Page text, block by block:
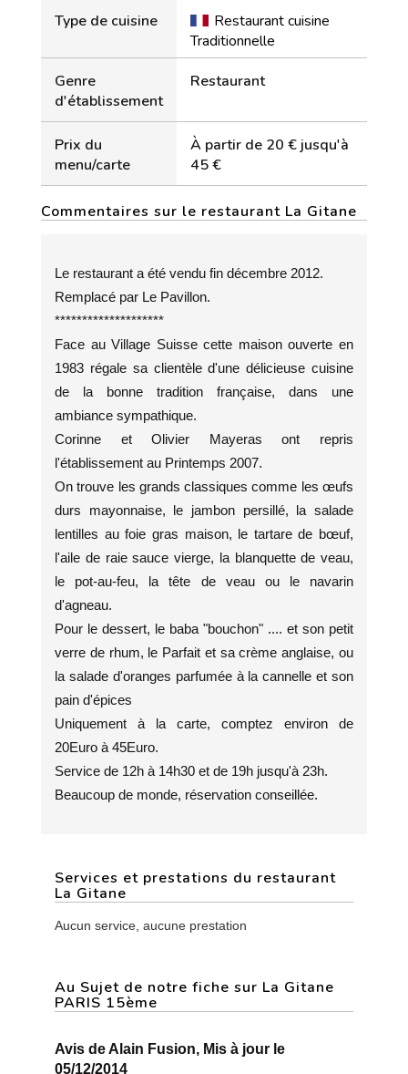
Type de cuisine
Restaurant cuisine
Traditionnelle
Genre
d'établissement
Restaurant
Prix du
menu/carte
À partir de 20 € jusqu'à
45 €
Commentaires sur le restaurant La Gitane
Le restaurant a été vendu fin décembre 2012.
Remplacé par Le Pavillon.
********************
Face au Village Suisse cette maison ouverte en
1983 régale sa clientèle d'une délicieuse cuisine
de la bonne tradition française, dans une
ambiance sympathique.
Corinne et Olivier Mayeras ont repris
l'établissement au Printemps 2007.
On trouve les grands classiques comme les œufs
durs mayonnaise, le jambon persillé, la salade
lentilles au foie gras maison, le tartare de bœuf,
l'aile de raie sauce vierge, la blanquette de veau,
le pot-au-feu, la tête de veau ou le navarin
d'agneau.
Pour le dessert, le baba "bouchon" .... et son petit
verre de rhum, le Parfait et sa crème anglaise, ou
la salade d'oranges parfumée à la cannelle et son
pain d'épices
Uniquement à la carte, comptez environ de
20Euro à 45Euro.
Service de 12h à 14h30 et de 19h jusqu'à 23h.
Beaucoup de monde, réservation conseillée.
Services et prestations du restaurant
La Gitane
Aucun service, aucune prestation
Au Sujet de notre fiche sur La Gitane
PARIS 15ème
Avis de Alain Fusion, Mis à jour le
05/12/2014